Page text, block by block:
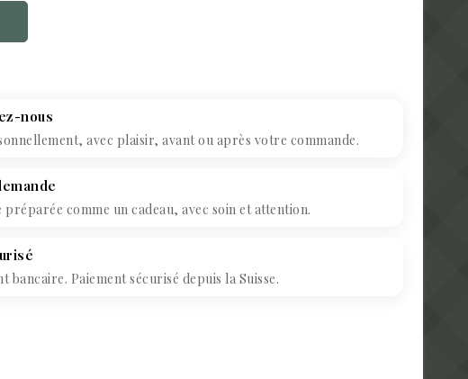
nous
avec plaisir, avant ou après votre commande.
comme un cadeau, avec soin et attention.
Paiement sécurisé depuis la Suisse.